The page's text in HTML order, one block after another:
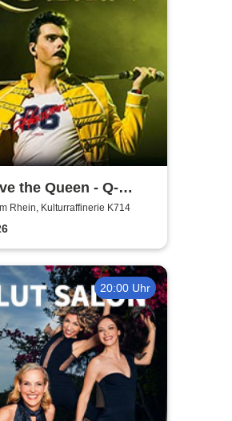
the Queen - Q-
Band
Rhein, Kulturraffinerie K714
20:00 Uhr